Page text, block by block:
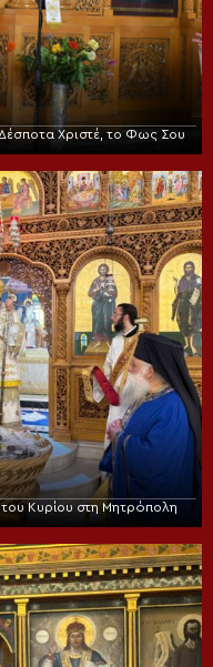
Χριστέ, το Φως Σου
Κυρίου στη Μητρόπολη